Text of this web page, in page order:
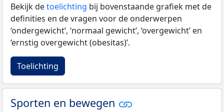
Bekijk detoelichting bij bovenstaande grafiek met de
definities en de vragen voor de onderwerpen
‘ondergewicht’, ‘normaal gewicht’, ‘overgewicht’ en
‘ernstig overgewicht (obesitas)’.
Toelichting
Sporten en bewegen